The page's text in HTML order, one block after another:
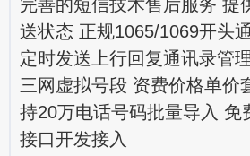
完善的短信技术售后服务 提
送状态 正规1065/1069开头
定时发送上行回复通讯录管
三网虚拟号段 资费价格单价
持20万电话号码批量导入 免
接口开发接入